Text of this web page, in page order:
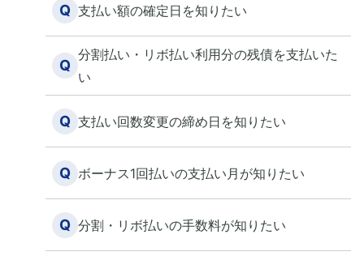
Q 支払い額の確定日を知りたい
Q
分割払い・リボ払い利用分の残債を支払いた
い
Q 支払い回数変更の締め日を知りたい
Q ボーナス1回払いの支払い月が知りたい
Q 分割・リボ払いの手数料が知りたい